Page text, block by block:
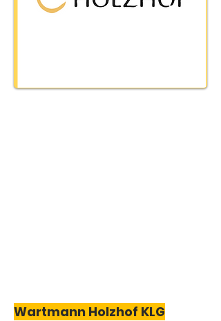
Wartmann Holzhof KLG